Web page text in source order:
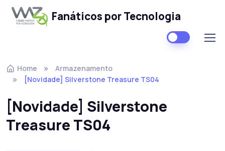
Fanáticos por Tecnologia
Home
Armazenamento
[Novidade] Silverstone Treasure TS04
[Novidade] Silverstone
Treasure TS04